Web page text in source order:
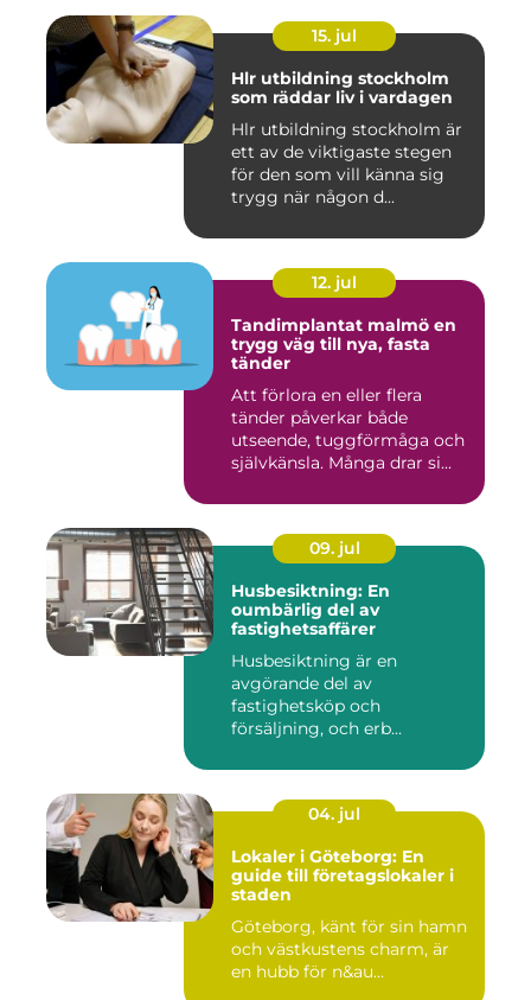
15. jul
Hlr utbildning stockholm
som räddar liv i vardagen
Hlr utbildning stockholm är
ett av de viktigaste stegen
för den som vill känna sig
trygg när någon d...
12. jul
Tandimplantat malmö en
trygg väg till nya, fasta
tänder
Att förlora en eller flera
tänder påverkar både
utseende, tuggförmåga och
självkänsla. Många drar si...
09. jul
Husbesiktning: En
oumbärlig del av
fastighetsaffärer
Husbesiktning är en
avgörande del av
fastighetsköp och
försäljning, och erb...
04. jul
Lokaler i Göteborg: En
guide till företagslokaler i
staden
Göteborg, känt för sin hamn
och västkustens charm, är
en hubb för n&au...